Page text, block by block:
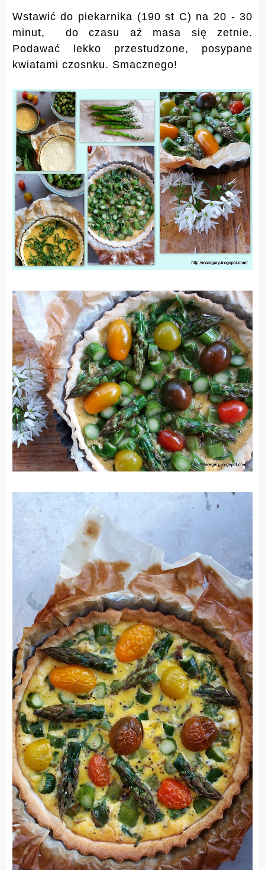
Wstawić do piekarnika (190 st C) na 20 - 30
minut, do czasu aż masa się zetnie.
Podawać lekko przestudzone, posypane
kwiatami czosnku. Smacznego!